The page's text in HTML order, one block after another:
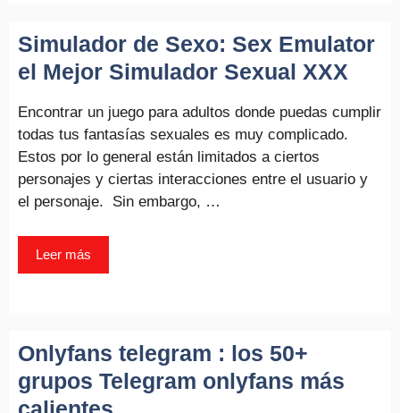
Simulador de Sexo: Sex Emulator
el Mejor Simulador Sexual XXX
Encontrar un juego para adultos donde puedas cumplir
todas tus fantasías sexuales es muy complicado.
Estos por lo general están limitados a ciertos
personajes y ciertas interacciones entre el usuario y
el personaje. Sin embargo, …
Leer más
Onlyfans telegram : los 50+
grupos Telegram onlyfans más